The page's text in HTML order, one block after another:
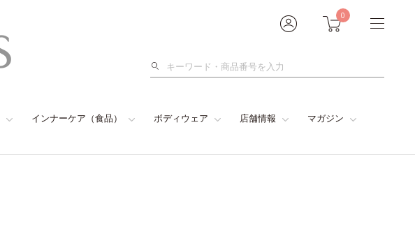
0
検
インナーケア（食品） ボディウェア 店舗情報 マガジン